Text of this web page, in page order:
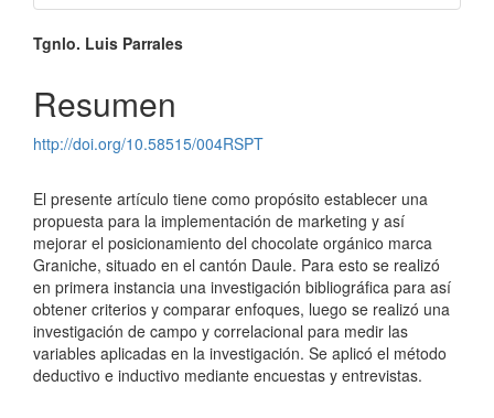
Contenido
principal
del
artículo
Tgnlo. Luis Parrales
Resumen
http://doi.org/10.58515/004RSPT
El presente artículo tiene como propósito establecer una
propuesta para la implementación de marketing y así
mejorar el posicionamiento del chocolate orgánico marca
Graniche, situado en el cantón Daule. Para esto se realizó
en primera instancia una investigación bibliográfica para así
obtener criterios y comparar enfoques, luego se realizó una
investigación de campo y correlacional para medir las
variables aplicadas en la investigación. Se aplicó el método
deductivo e inductivo mediante encuestas y entrevistas.